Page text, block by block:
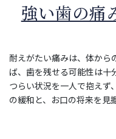
強い歯の痛
耐えがたい痛みは、体から
ば、歯を残せる可能性は十
つらい状況を一人で抱えず
の緩和と、お口の将来を見